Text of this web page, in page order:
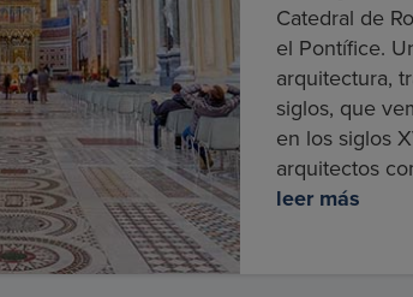
Catedral de
el Pontífice.
arquitectura,
siglos, que
en los siglos
arquitectos
leer más